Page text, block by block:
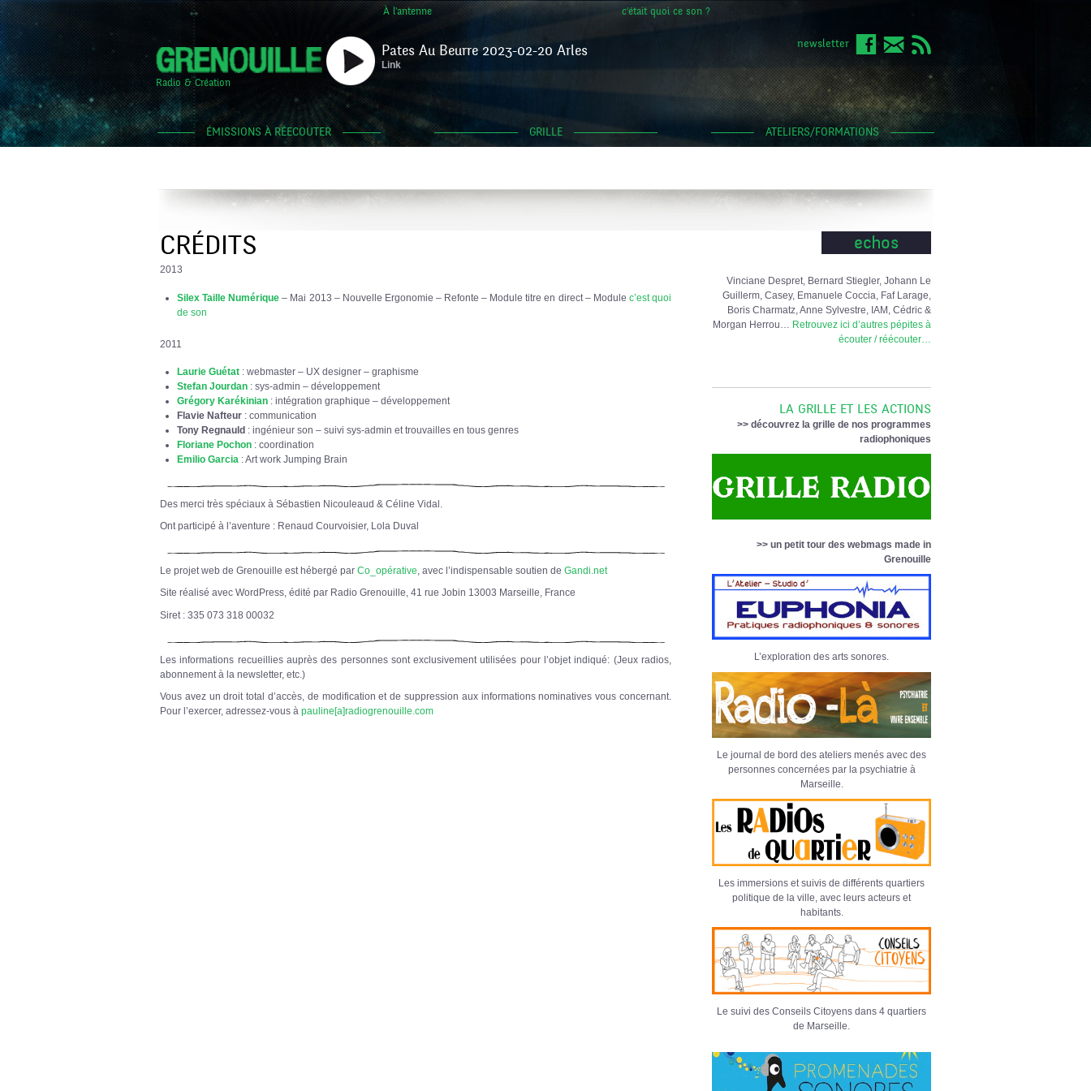
À l'antenne c'était quoi ce son ?
Radio & Création
Pates Au Beurre 2023-02-20 Arles
Link
newsletter
ÉMISSIONS À RÉECOUTER GRILLE ATELIERS/FORMATIONS
CRÉDITS
2013
Silex Taille Numérique – Mai 2013 – Nouvelle Ergonomie – Refonte – Module titre en direct – Module c’est quoi
de son
2011
Laurie Guétat : webmaster – UX designer – graphisme
Stefan Jourdan : sys-admin – développement
Grégory Karékinian : intégration graphique – développement
Flavie Nafteur : communication
Tony Regnauld : ingénieur son – suivi sys-admin et trouvailles en tous genres
Floriane Pochon : coordination
Emilio Garcia : Art work Jumping Brain
Des merci très spéciaux à Sébastien Nicouleaud & Céline Vidal.
Ont participé à l’aventure : Renaud Courvoisier, Lola Duval
Le projet web de Grenouille est hébergé par Co_opérative , avec l’indispensable soutien de Gandi.net
Site réalisé avec WordPress, édité par Radio Grenouille, 41 rue Jobin 13003 Marseille, France
Siret : 335 073 318 00032
Les informations recueillies auprès des personnes sont exclusivement utilisées pour l’objet indiqué: (Jeux radios,
abonnement à la newsletter, etc.)
Vous avez un droit total d’accès, de modification et de suppression aux informations nominatives vous concernant.
Pour l’exercer, adressez-vous à pauline[a]radiogrenouille.com
echos
Vinciane Despret, Bernard Stiegler, Johann Le
Guillerm, Casey, Emanuele Coccia, Faf Larage,
Boris Charmatz, Anne Sylvestre, IAM, Cédric &
Morgan Herrou… Retrouvez ici d’autres pépites à
écouter / réécouter…
LA GRILLE ET LES ACTIONS
>> découvrez la grille de nos programmes
radiophoniques
>> un petit tour des webmags made in
Grenouille
L’exploration des arts sonores.
Le journal de bord des ateliers menés avec des
personnes concernées par la psychiatrie à
Marseille.
Les immersions et suivis de différents quartiers
politique de la ville, avec leurs acteurs et
habitants.
Le suivi des Conseils Citoyens dans 4 quartiers
de Marseille.